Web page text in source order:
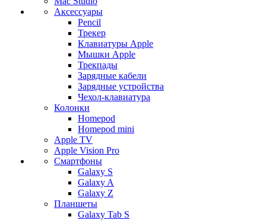
Аксессуары
Pencil
Трекер
Клавиатуры Apple
Мышки Apple
Трекпады
Зарядные кабели
Зарядные устройства
Чехол-клавиатура
Колонки
Homepod
Homepod mini
Apple TV
Apple Vision Pro
Смартфоны
Galaxy S
Galaxy A
Galaxy Z
Планшеты
Galaxy Tab S